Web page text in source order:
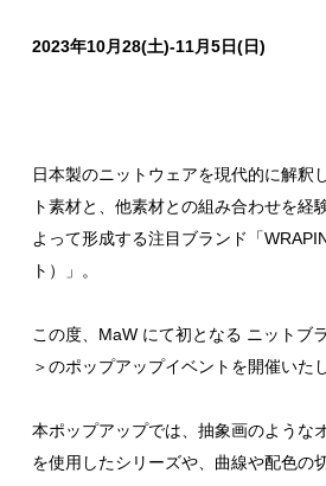
2023年10月28(土)‐11月5日(日)
日本製のニットウェアを現代的に解釈
ト素材と、他素材との組み合わせを経
よって形成する注目ブランド「
ト）」。
この度、MaW にて初となる ニットブ
＞のポップアップイベントを開催いた
本ポップアップでは、抽象画のような
を使用したシリーズや、曲線や配色の